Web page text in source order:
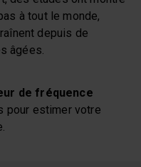
à tout le monde,
depuis de
âgées.
de fréquence
pour estimer votre